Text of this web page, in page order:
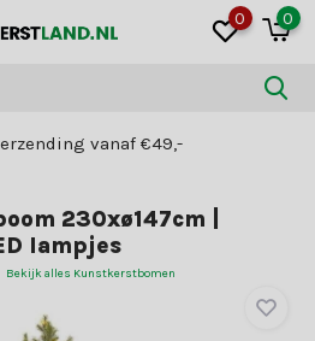
0 0
9,0klantwaardering
230xø147cm |
lampjes
Bekijk alles Kunstkerstbomen